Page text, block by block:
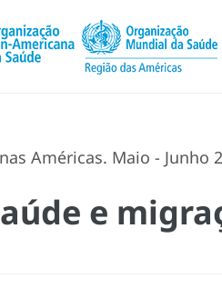
Américas. Maio - Junho
e